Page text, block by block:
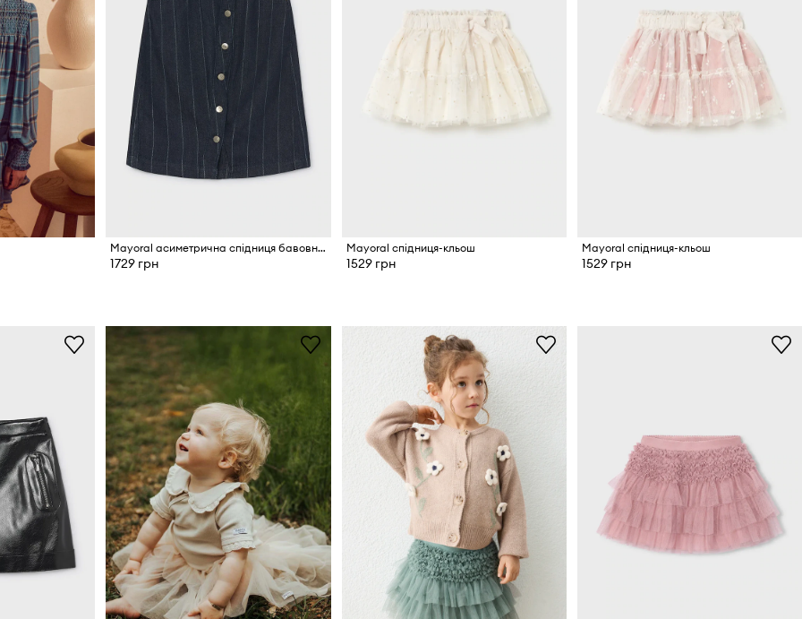
Mayoral асиметрична спідниця бавовняна
1729 грн
Mayoral спідниця-кльош
1529 грн
Mayoral спідниця-кльош
1529 грн